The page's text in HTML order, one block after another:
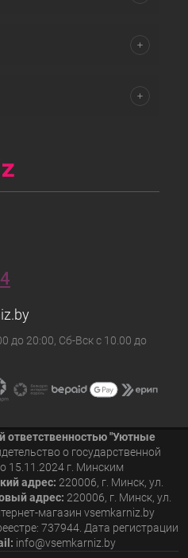
до 20:00, Сб-Вск с 10.00 до
ответственностью "Уютные
о государственной
15.11.2024 г. Минским
адрес: 220006, г. Минск, ул.
адрес: 220006, г. Минск, ул.
магазин vsemkarniz.by
737944. Дата регистрации
info@vsemkarniz.by